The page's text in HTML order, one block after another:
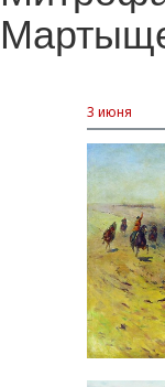
3 июня